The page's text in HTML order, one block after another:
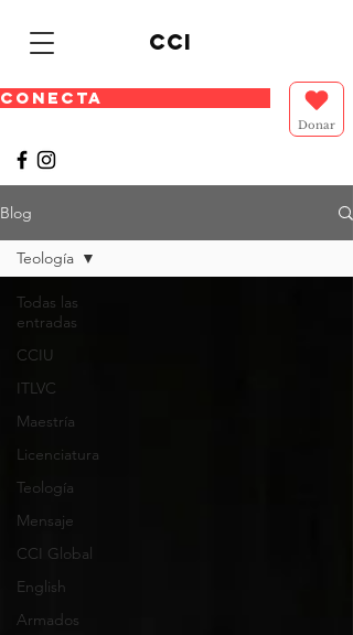
cci
CONECTA
Donar
Blog
Todas las
entradas
CCIU
ITLVC
Maestría
Licenciatura
Teología
Mensaje
CCI Global
English
Armados
Teología